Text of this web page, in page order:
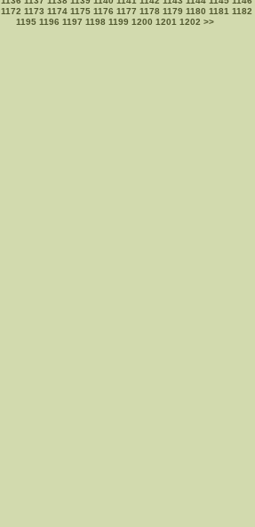
1172 1173 1174 1175 1176 1177 1178 1179 1180 1181 1182
1195 1196 1197 1198 1199 1200 1201 1202 >>